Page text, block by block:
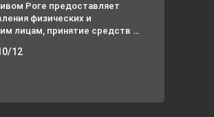
Роге предоставляет
физических и
лицам, принятие средств в
удостоверение и
12